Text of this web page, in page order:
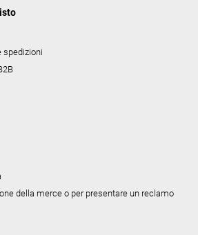
spedizioni
della merce o per presentare un reclamo